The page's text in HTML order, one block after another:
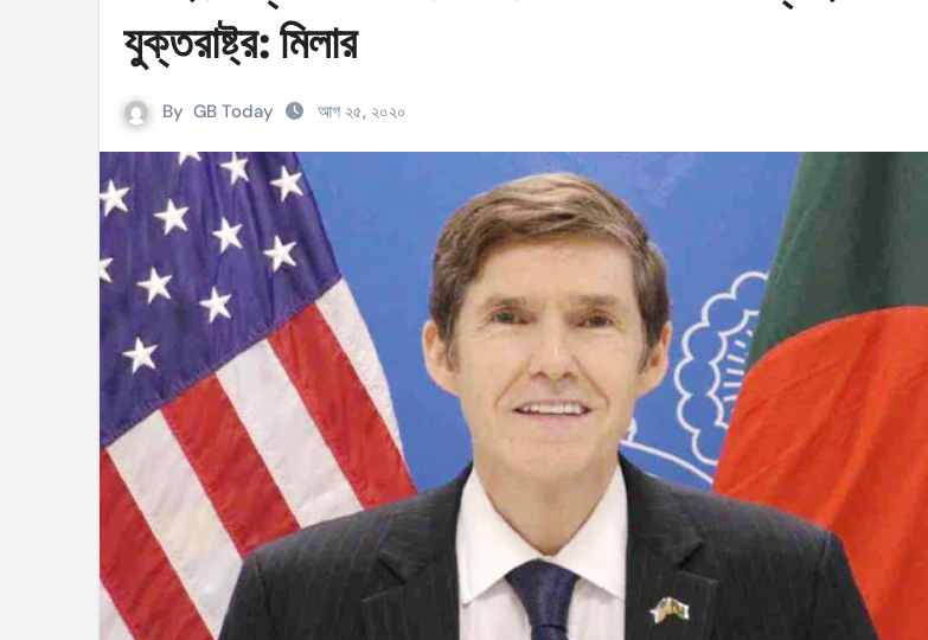
টেংরাটিলা গ্যাসক্ষেত্রে বিস্ফোরণ: ৪২ মিলিয়ন ডলার ক্ষতিপূরণ পাচ্ছে বাংলাদেশ
শিক্ষকদের বাড়তি বেতন সুবিধার নতুন প্রজ্ঞাপন জারি
আইসিসি নারী টি–টুয়েন্টি বিশ্বকাপের টিকেট পেল বাংলাদেশ
মণিপুরে কুকি এবং নাগা জনগোষ্ঠীর মধ্যে উত্তেজনা! আগুনে পুড়ল বেশ কিছু বাড়ি
বেবিচক ভাগ করে রেগুলেটর ও অপারেটর নামে দুটি সংস্থা হচ্ছে
ইরানের বিরুদ্ধে আকাশসীমা ব্যবহার করতে দেবে না সৌদি আরব
পশ্চিমবঙ্গে ভোটের আগে সংখ্যালঘু ভোট নিয়ে সজাগ
‘হ্যাঁ’ জিতলে খুলবে সংস্কারের পথ, কী কী বদল আসবে
যুক্তরাষ্ট্র: মিলার
By GB Today আগ ২৫, ২০২০